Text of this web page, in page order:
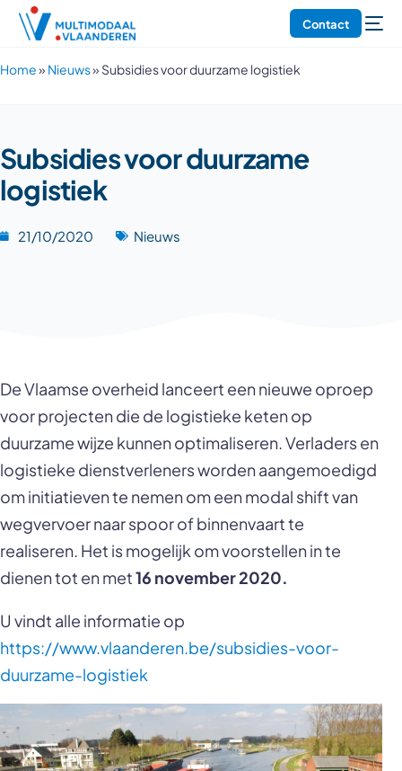
Contact
Home»Nieuws»Subsidies voor duurzame logistiek
Subsidies voor duurzame
logistiek
21/10/2020 Nieuws
De Vlaamse overheid lanceert een nieuwe oproep
voor projecten die de logistieke keten op
duurzame wijze kunnen optimaliseren. Verladers en
logistieke dienstverleners worden aangemoedigd
om initiatieven te nemen om een modal shift van
wegvervoer naar spoor of binnenvaart te
realiseren. Het is mogelijk om voorstellen in te
dienen tot en met16 november 2020.
U vindt alle informatie op
https://www.vlaanderen.be/subsidies-voor-
duurzame-logistiek